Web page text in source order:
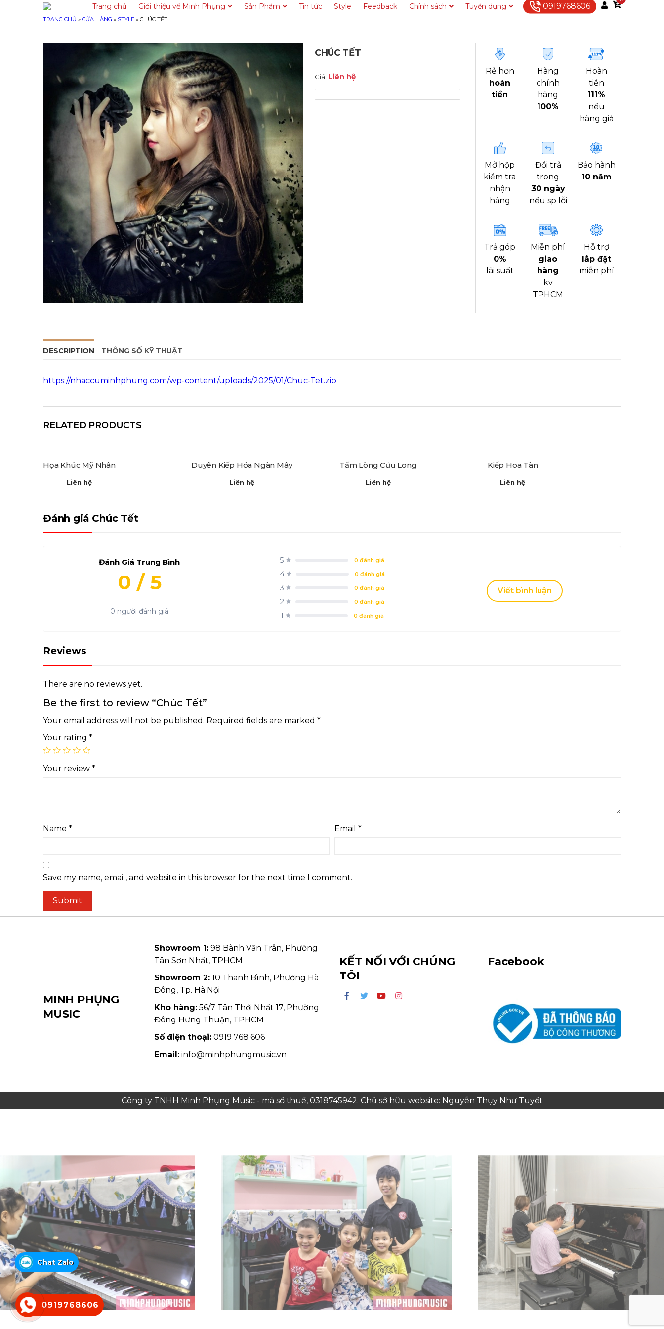
Trang chủ Giới thiệu về Minh Phụng Sản Phẩm Tin tức Style Feedback Chính sách Tuyển dụng Liên hệ0919768606
TRANG CHỦ » CỬA HÀNG » STYLE » CHÚC TẾT
CHÚC TẾT
Giá: Liên hệ
Rẻ hơn
hoàn
tiền
Hàng
chính
hãng
100%
Hoàn
tiền
111%
nếu
hàng giả
Mở hộp
kiểm tra
nhận
hàng
Đổi trả
trong
30 ngày
nếu sp lỗi
Bảo hành
10 năm
Trả góp
0%
lãi suất
Miễn phí
giao
hàng
kv
TPHCM
Hỗ trợ
lắp đặt
miễn phí
DESCRIPTION THÔNG SỐ KỸ THUẬT
https://nhaccuminhphung.com/wp-content/uploads/2025/01/Chuc-Tet.zip
RELATED PRODUCTS
Họa Khúc Mỹ Nhân
Liên hệ
Duyên Kiếp Hóa Ngàn Mây
Liên hệ
Tấm Lòng Cửu Long
Liên hệ
Kiếp Hoa Tàn
Liên hệ
Đánh giá Chúc Tết
Đánh Giá Trung Bình
0 / 5
0 người đánh giá
5 0 đánh giá
4 0 đánh giá
3 0 đánh giá
2 0 đánh giá
1 0 đánh giá
Viết bình luận
Reviews
There are no reviews yet.
Be the first to review “Chúc Tết”
Your email address will not be published. Required fields are marked *
Your rating *
Your review *
Name * Email *
Save my name, email, and website in this browser for the next time I comment.
MINH PHỤNG
MUSIC
Showroom 1: 98 Bành Văn Trân, Phường
Tân Sơn Nhất, TPHCM
Showroom 2: 10 Thanh Bình, Phường Hà
Đông, Tp. Hà Nội
Kho hàng: 56/7 Tân Thới Nhất 17, Phường
Đông Hưng Thuận, TPHCM
Số điện thoại: 0919 768 606
Email: info@minhphungmusic.vn
KẾT NỐI VỚI CHÚNG
TÔI
Facebook
Công ty TNHH Minh Phụng Music - mã số thuế, 0318745942. Chủ sở hữu website: Nguyễn Thụy Như Tuyết
0919768606
Chat Zalo